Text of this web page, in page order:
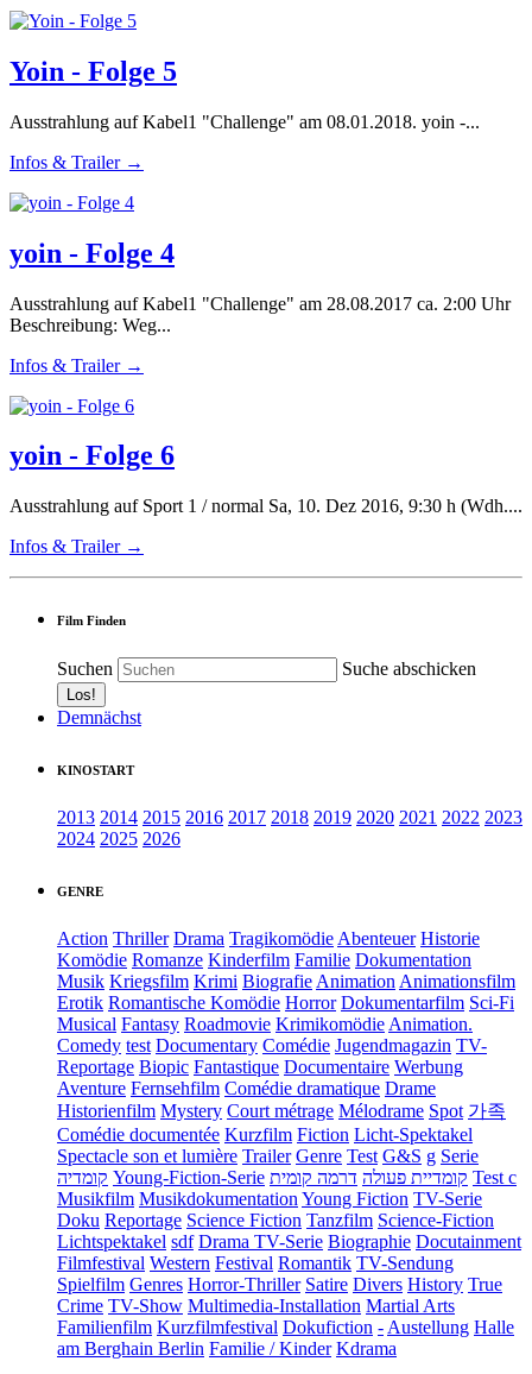
Yoin - Folge 5
Ausstrahlung auf Kabel1 "Challenge" am 08.01.2018. yoin -...
Infos & Trailer →
yoin - Folge 4
Ausstrahlung auf Kabel1 "Challenge" am 28.08.2017 ca. 2:00 Uhr
Beschreibung: Weg...
Infos & Trailer →
yoin - Folge 6
Ausstrahlung auf Sport 1 / normal Sa, 10. Dez 2016, 9:30 h (Wdh....
Infos & Trailer →
Film Finden
Suchen Suche abschicken
Demnächst
KINOSTART
2013 2014 2015 2016 2017 2018 2019 2020 2021 2022 2023
2024 2025 2026
GENRE
Action Thriller Drama Tragikomödie Abenteuer Historie
Komödie Romanze Kinderfilm Familie Dokumentation
Musik Kriegsfilm Krimi Biografie Animation Animationsfilm
Erotik Romantische Komödie Horror Dokumentarfilm Sci-Fi
Musical Fantasy Roadmovie Krimikomödie Animation.
Comedy test Documentary Comédie Jugendmagazin TV-
Reportage Biopic Fantastique Documentaire Werbung
Aventure Fernsehfilm Comédie dramatique Drame
Historienfilm Mystery Court métrage Mélodrame Spot 가족
Comédie documentée Kurzfilm Fiction Licht-Spektakel
Spectacle son et lumière Trailer Genre Test G&S g Serie
קומדיה Young-Fiction-Serie קומדיית פעולה דרמה קומית
Test c
Musikfilm Musikdokumentation Young Fiction TV-Serie
Doku Reportage Science Fiction Tanzfilm Science-Fiction
Lichtspektakel sdf Drama TV-Serie Biographie Docutainment
Filmfestival Western Festival Romantik TV-Sendung
Spielfilm Genres Horror-Thriller Satire Divers History True
Crime TV-Show Multimedia-Installation Martial Arts
Familienfilm Kurzfilmfestival Dokufiction - Austellung Halle
am Berghain Berlin Familie / Kinder Kdrama